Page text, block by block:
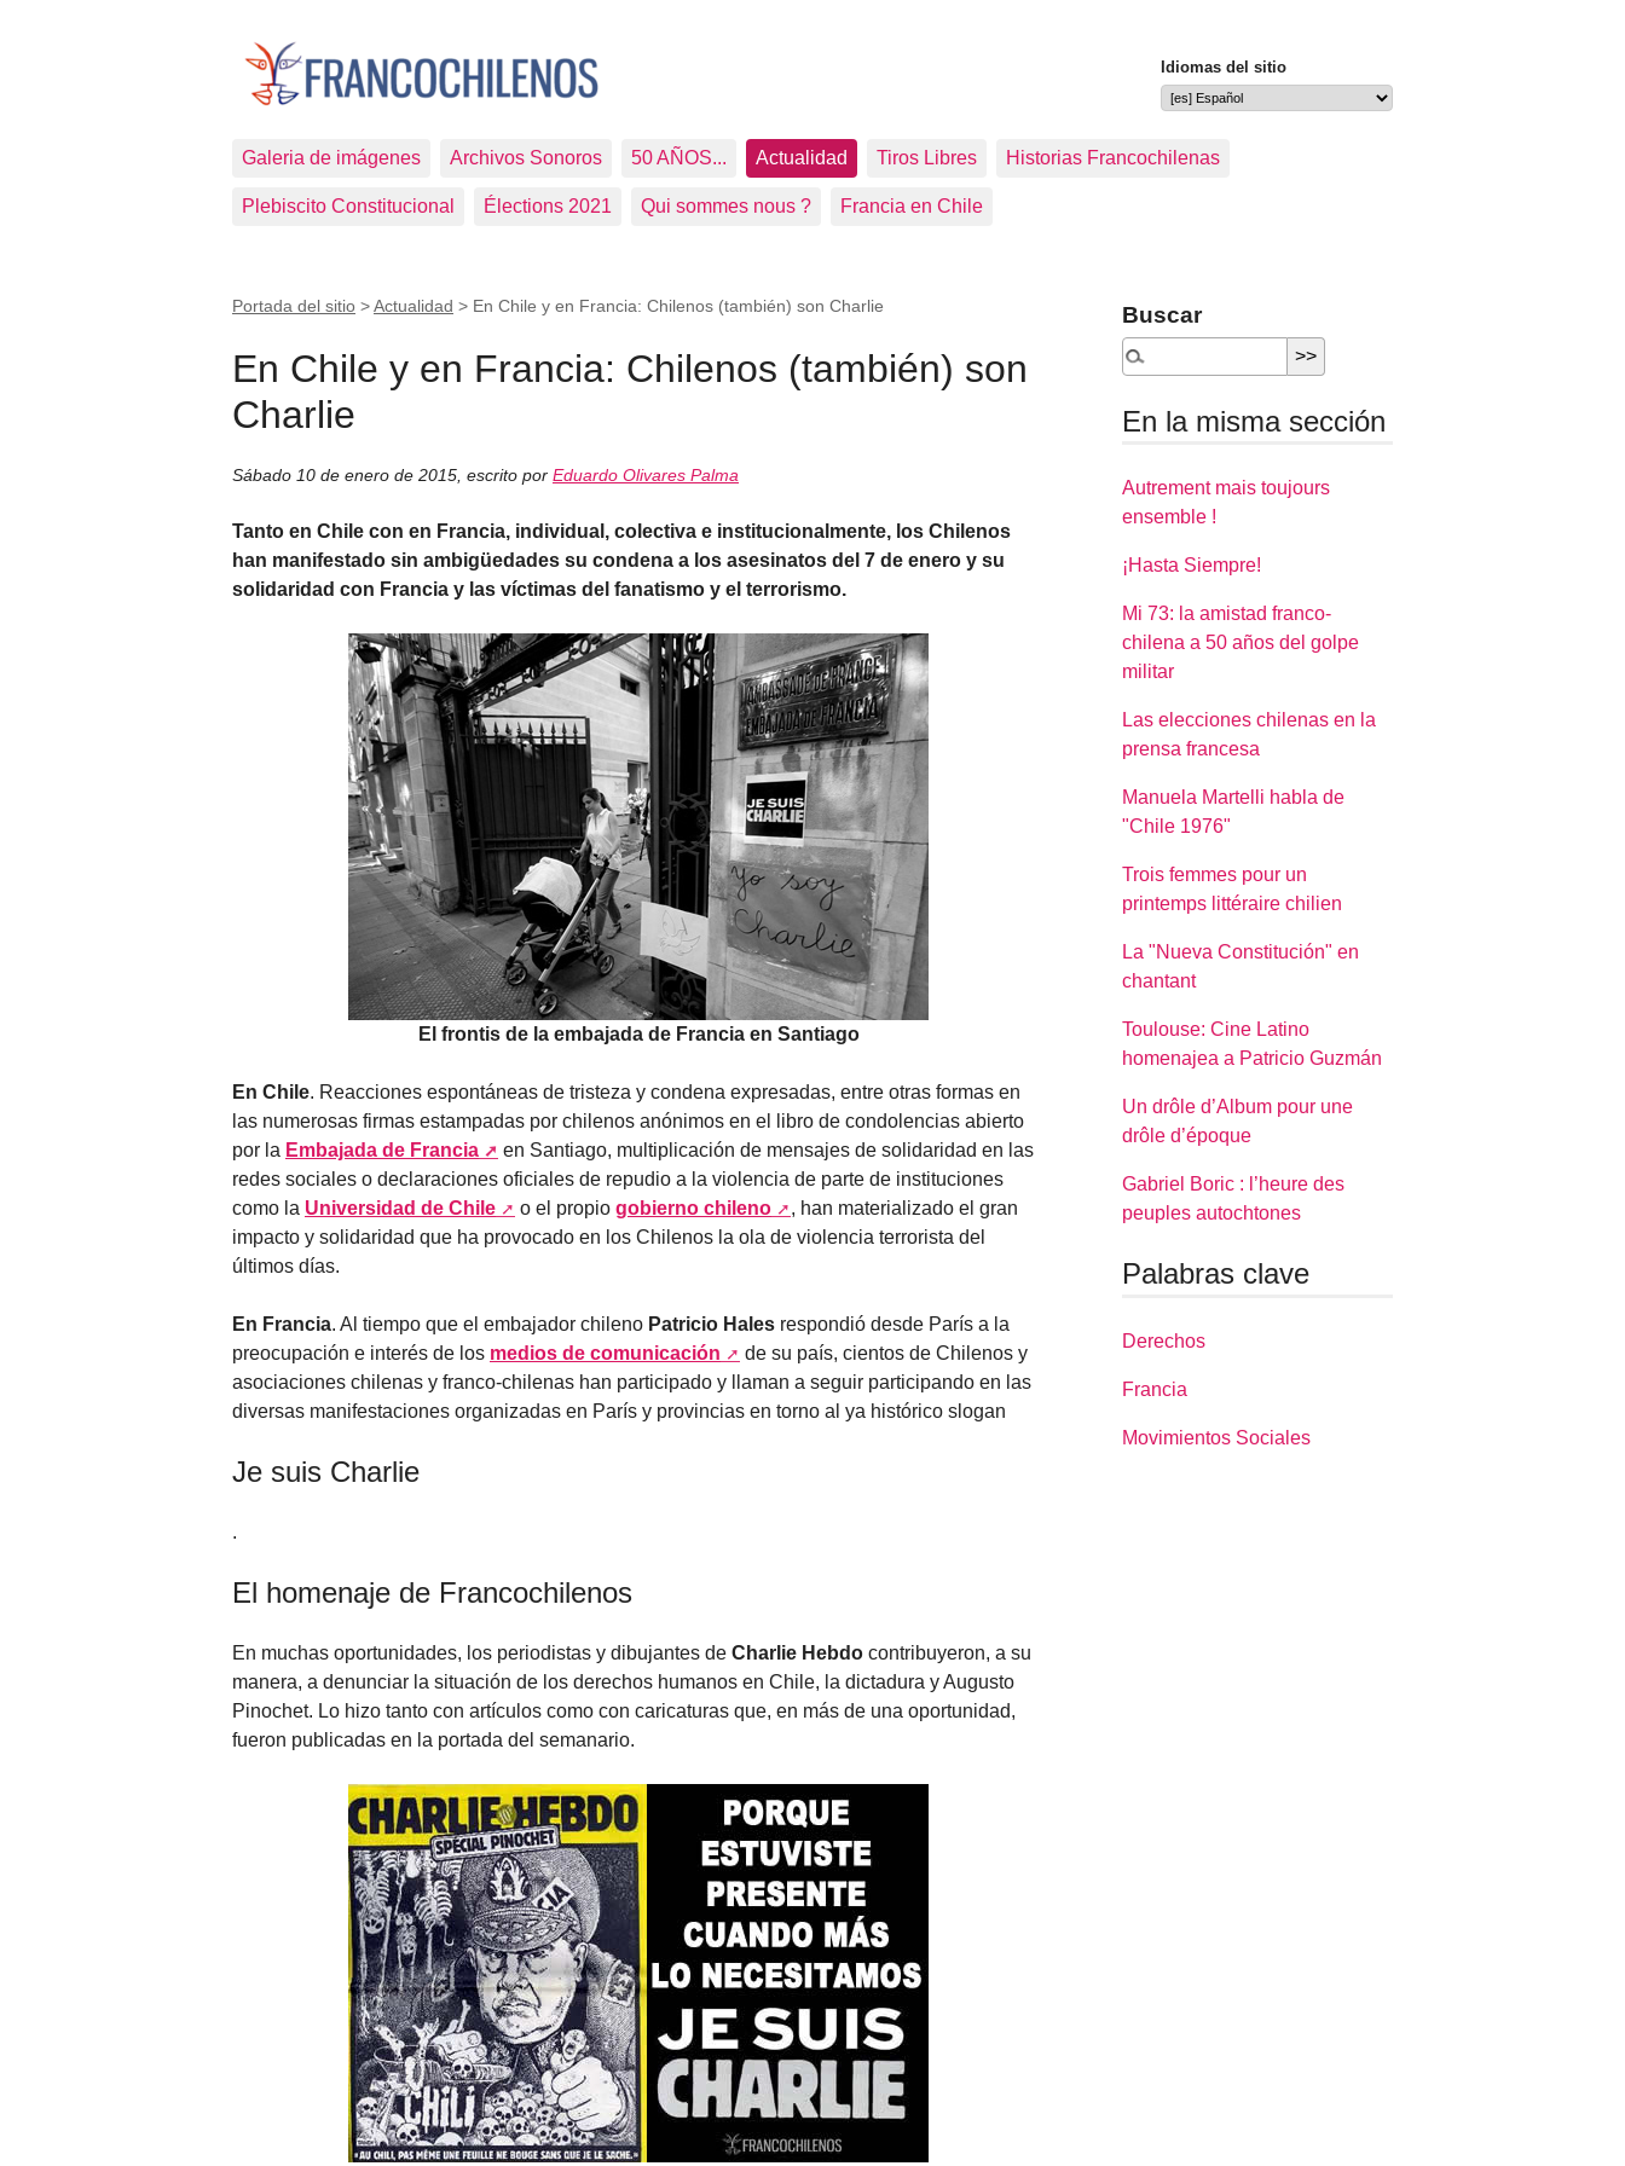
Idiomas del sitio
Galeria de imágenes Archivos Sonoros 50 AÑOS... Actualidad Tiros Libres Historias Francochilenas
Plebiscito Constitucional Élections 2021 Qui sommes nous ? Francia en Chile
Portada del sitio >Actualidad > En Chile y en Francia: Chilenos (también) son Charlie
En Chile y en Francia: Chilenos (también) son
Charlie
Sábado 10 de enero de 2015 escrito por Eduardo Olivares Palma
Tanto en Chile con en Francia, individual, colectiva e institucionalmente, los Chilenos
han manifestado sin ambigüedades su condena a los asesinatos del 7 de enero y su
solidaridad con Francia y las víctimas del fanatismo y el terrorismo.
El frontis de la embajada de Francia en Santiago
En Chile. Reacciones espontáneas de tristeza y condena expresadas, entre otras formas en
las numerosas firmas estampadas por chilenos anónimos en el libro de condolencias abierto
por la Embajada de Francia
en Santiago, multiplicación de mensajes de solidaridad en las
redes sociales o declaraciones oficiales de repudio a la violencia de parte de instituciones
como la Universidad de Chile o el propio gobierno chileno
, han materializado el gran
impacto y solidaridad que ha provocado en los Chilenos la ola de violencia terrorista del
últimos días.
En Francia. Al tiempo que el embajador chileno Patricio Hales respondió desde París a la
preocupación e interés de los medios de comunicación
de su país, cientos de Chilenos y
asociaciones chilenas y franco-chilenas han participado y llaman a seguir participando en las
diversas manifestaciones organizadas en París y provincias en torno al ya histórico slogan
Je suis Charlie
.
El homenaje de Francochilenos
En muchas oportunidades, los periodistas y dibujantes de Charlie Hebdo contribuyeron, a su
manera, a denunciar la situación de los derechos humanos en Chile, la dictadura y Augusto
Pinochet. Lo hizo tanto con artículos como con caricaturas que, en más de una oportunidad,
fueron publicadas en la portada del semanario.
Buscar
En la misma sección
Autrement mais toujours
ensemble !
¡Hasta Siempre!
Mi 73: la amistad franco-
chilena a 50 años del golpe
militar
Las elecciones chilenas en la
prensa francesa
Manuela Martelli habla de
"Chile 1976"
Trois femmes pour un
printemps littéraire chilien
La "Nueva Constitución" en
chantant
Toulouse: Cine Latino
homenajea a Patricio Guzmán
Un drôle d’Album pour une
drôle d’époque
Gabriel Boric : l’heure des
peuples autochtones
Palabras clave
Derechos
Francia
Movimientos Sociales